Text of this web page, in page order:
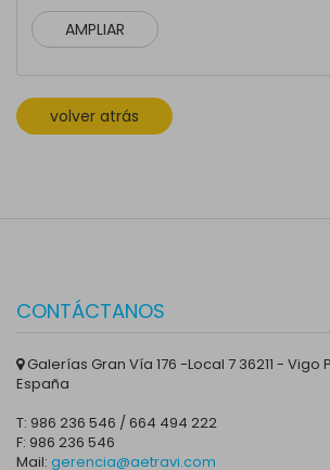
AMPLIAR
volver atrás
CONTÁCTANOS
Galerías Gran Vía 176 -Local 7 36211 -
España
T: 986 236 546 / 664 494 222
F: 986 236 546
Mail: gerencia@aetravi.com